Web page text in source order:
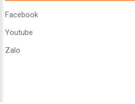
Facebook
Youtube
Zalo